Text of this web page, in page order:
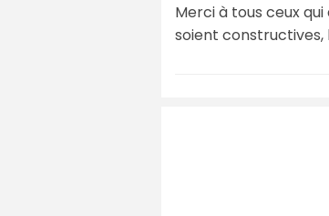
Merci à tous ceux
soient constructives,